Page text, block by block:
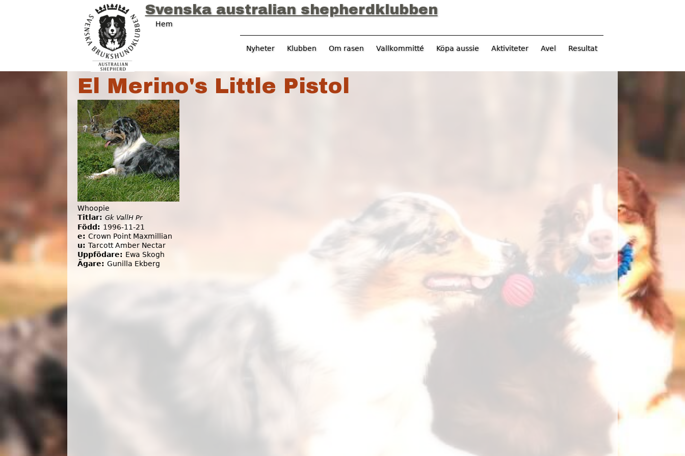
Jump to navigation
Svenska australian shepherdklubben
El Merino's Little Pistol
Whoopie
Titlar: Gk VallH Pr
Född: 1996-11-21
e: Crown Point Maxmillian
u: Tarcott Amber Nectar
Uppfödare: Ewa Skogh
Ägare: Gunilla Ekberg
Nyheter Klubben Om rasen Vallkommitté Köpa aussie Aktiviteter Avel Resultat
ä
r
h
ä
r
Hem